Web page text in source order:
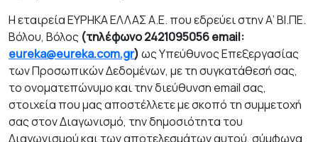
Η εταιρεία ΕΥΡΗΚΑ ΕΛΛΑΣ Α.Ε. που εδρεύει στην Α’ ΒΙ.ΠΕ.
Βόλου, Βόλος (τηλέφωνο 2421095056 email:
eureka@eureka.com.gr)ως Υπεύθυνος Επεξεργασίας
των Προσωπικών Δεδομένων, με τη συγκατάθεσή σας,
το ονοματεπώνυμο και την διεύθυνση email σας,
στοιχεία που μας αποστέλλετε με σκοπό τη συμμετοχή
σας στον Διαγωνισμό, την δημοσιότητα του
Διαγωνισμού και των αποτε­λεσμάτων αυτού, σύμφωνα